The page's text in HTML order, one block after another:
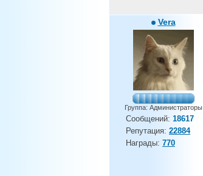
Vera
Группа: Администраторы
Сообщений: 18617
Репутация: 22884
Награды: 770